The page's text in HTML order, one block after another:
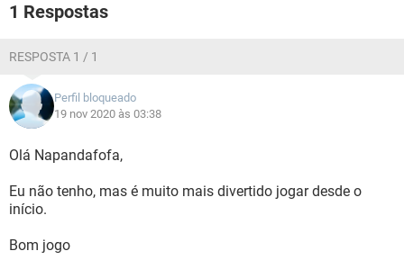
1 Respostas
RESPOSTA 1 / 1
Perfil bloqueado
19 nov 2020 às 03:38
Olá Napandafofa,
Eu não tenho, mas é muito mais divertido jogar desde o
início.
Bom jogo